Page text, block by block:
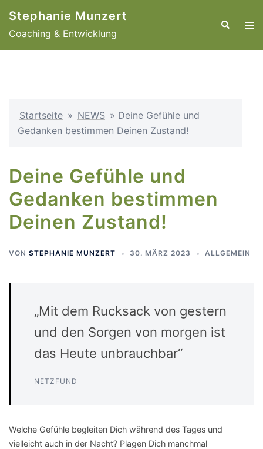
Inhalt
springen
Stephanie Munzert
Coaching & Entwicklung
Suche
Startseite » NEWS » Deine Gefühle und
Gedanken bestimmen Deinen Zustand!
Deine Gefühle und
Gedanken bestimmen
Deinen Zustand!
VON STEPHANIE MUNZERT 30. MÄRZ 2023 ALLGEMEIN
„Mit dem Rucksack von gestern
und den Sorgen von morgen ist
das Heute unbrauchbar“
NETZFUND
Welche Gefühle begleiten Dich während des Tages und
vielleicht auch in der Nacht? Plagen Dich manchmal